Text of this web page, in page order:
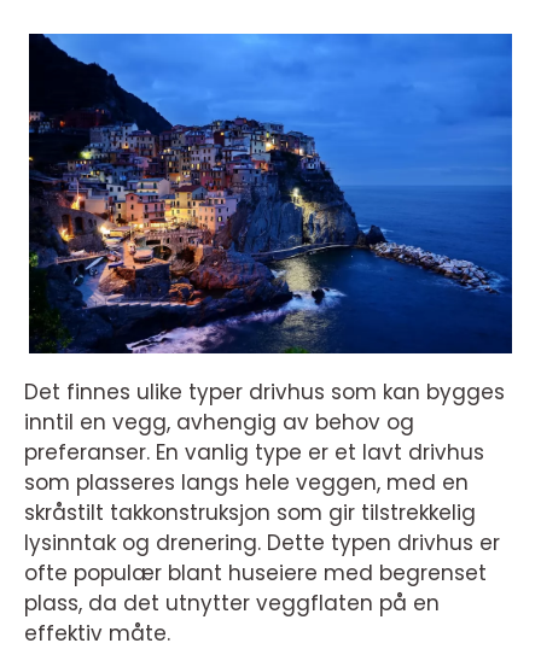
Det finnes ulike typer drivhus som kan bygges
inntil en vegg, avhengig av behov og
preferanser. En vanlig type er et lavt drivhus
som plasseres langs hele veggen, med en
skråstilt takkonstruksjon som gir tilstrekkelig
lysinntak og drenering. Dette typen drivhus er
ofte populær blant huseiere med begrenset
plass, da det utnytter veggflaten på en
effektiv måte.